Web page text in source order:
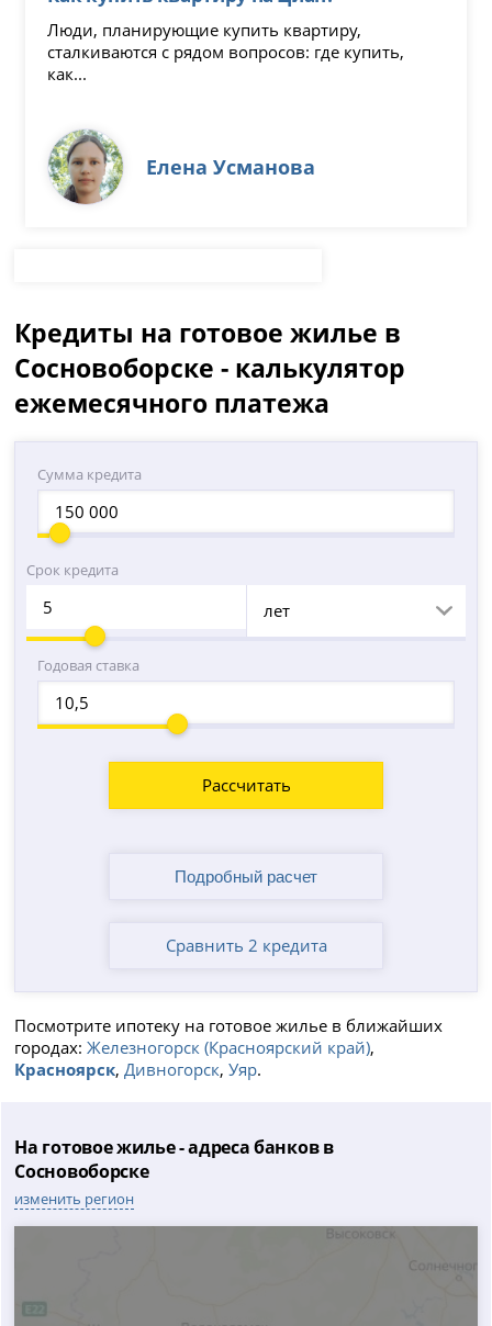
Люди, планирующие купить квартиру,
сталкиваются с рядом вопросов: где купить,
как...
Елена Усманова
Кредиты на готовое жилье в
Сосновоборске - калькулятор
ежемесячного платежа
Сумма кредита
Срок кредита
лет
Годовая ставка
Рассчитать
Сравнить 2 кредита
Посмотрите ипотеку на готовое жилье в ближайших
городах:Железногорск (Красноярский край),
Красноярск,Дивногорск,Уяр.
На готовое жилье - адреса банков в
Сосновоборске
изменить регион